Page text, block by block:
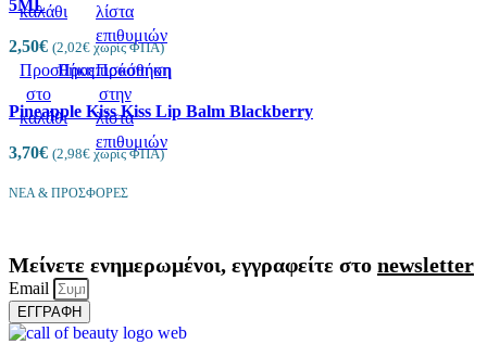
καλάθι
λίστα
επιθυμιών
5ML
2,50€ (2,02€ χωρίς ΦΠΑ)
Προσθήκη
στο
καλάθι
Προεπισκόπηση
Πρόσθήκη
στην
λίστα
επιθυμιών
Pineapple Kiss Kiss Lip Balm Blackberry
3,70€ (2,98€ χωρίς ΦΠΑ)
ΝΕΑ & ΠΡΟΣΦΟΡΕΣ
Μείνετε ενημερωμένοι, εγγραφείτε στο newsletter
Email
ΕΓΓΡΑΦΗ